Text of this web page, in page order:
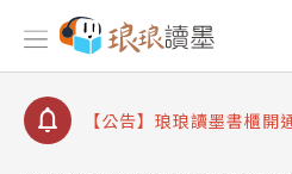
【公告】因 Readmoo 讀
停部分閱讀服務
【公告】琅琅讀墨數位閱
【公告】琅琅讀墨書櫃開